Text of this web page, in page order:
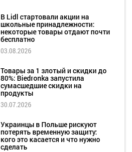
В Lidl стартовали акции на
школьные принадлежности:
некоторые товары отдают почти
бесплатно
03.08.2026
Товары за 1 злотый и скидки до
80%: Biedronka запустила
сумасшедшие скидки на
продукты
30.07.2026
Украинцы в Польше рискуют
потерять временную защиту:
кого это касается и что нужно
сделать